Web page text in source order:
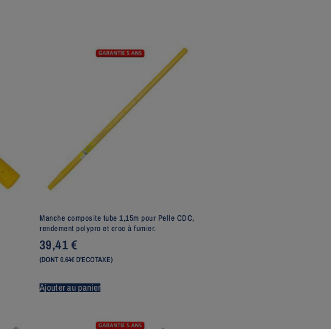
Manche composite tube 1,15m pour Pelle CDC,
rendement polypro et croc à fumier.
39,41€
(DONT 0.64€ D'ECOTAXE)
Ajouter au panier